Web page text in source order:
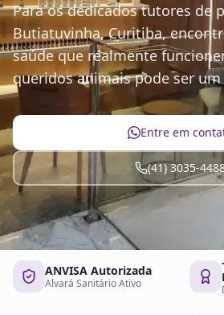
Para os dedicados tutores de
Butiatuvinha, Curitiba,
saúde que realmente
queridos animais pode ser
Entre em
(41) 3035-
ANVISA Autorizada
Alvará Sanitário Ativo